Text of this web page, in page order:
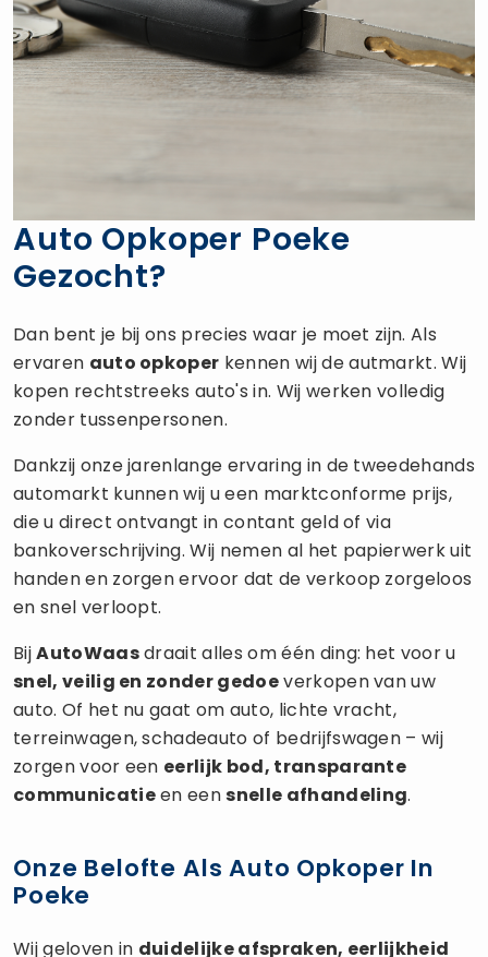
Auto Opkoper Poeke
Gezocht?
Dan bent je bij ons precies waar je moet zijn. Als
ervaren auto opkoper kennen wij de autmarkt. Wij
kopen rechtstreeks auto's in. Wij werken volledig
zonder tussenpersonen.
Dankzij onze jarenlange ervaring in de tweedehands
automarkt kunnen wij u een marktconforme prijs,
die u direct ontvangt in contant geld of via
bankoverschrijving. Wij nemen al het papierwerk uit
handen en zorgen ervoor dat de verkoop zorgeloos
en snel verloopt.
BijAutoWaasdraait alles om één ding: het voor u
snel, veilig en zonder gedoeverkopen van uw
auto. Of het nu gaat om auto, lichte vracht,
terreinwagen, schadeauto of bedrijfswagen – wij
zorgen voor een eerlijk bod, transparante
communicatieen eensnelle afhandeling.
Onze Belofte Als Auto Opkoper In
Poeke
Wij geloven in duidelijke afspraken, eerlijkheid